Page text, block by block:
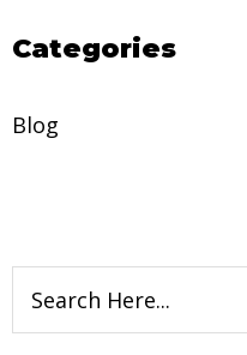
Categories
Blog